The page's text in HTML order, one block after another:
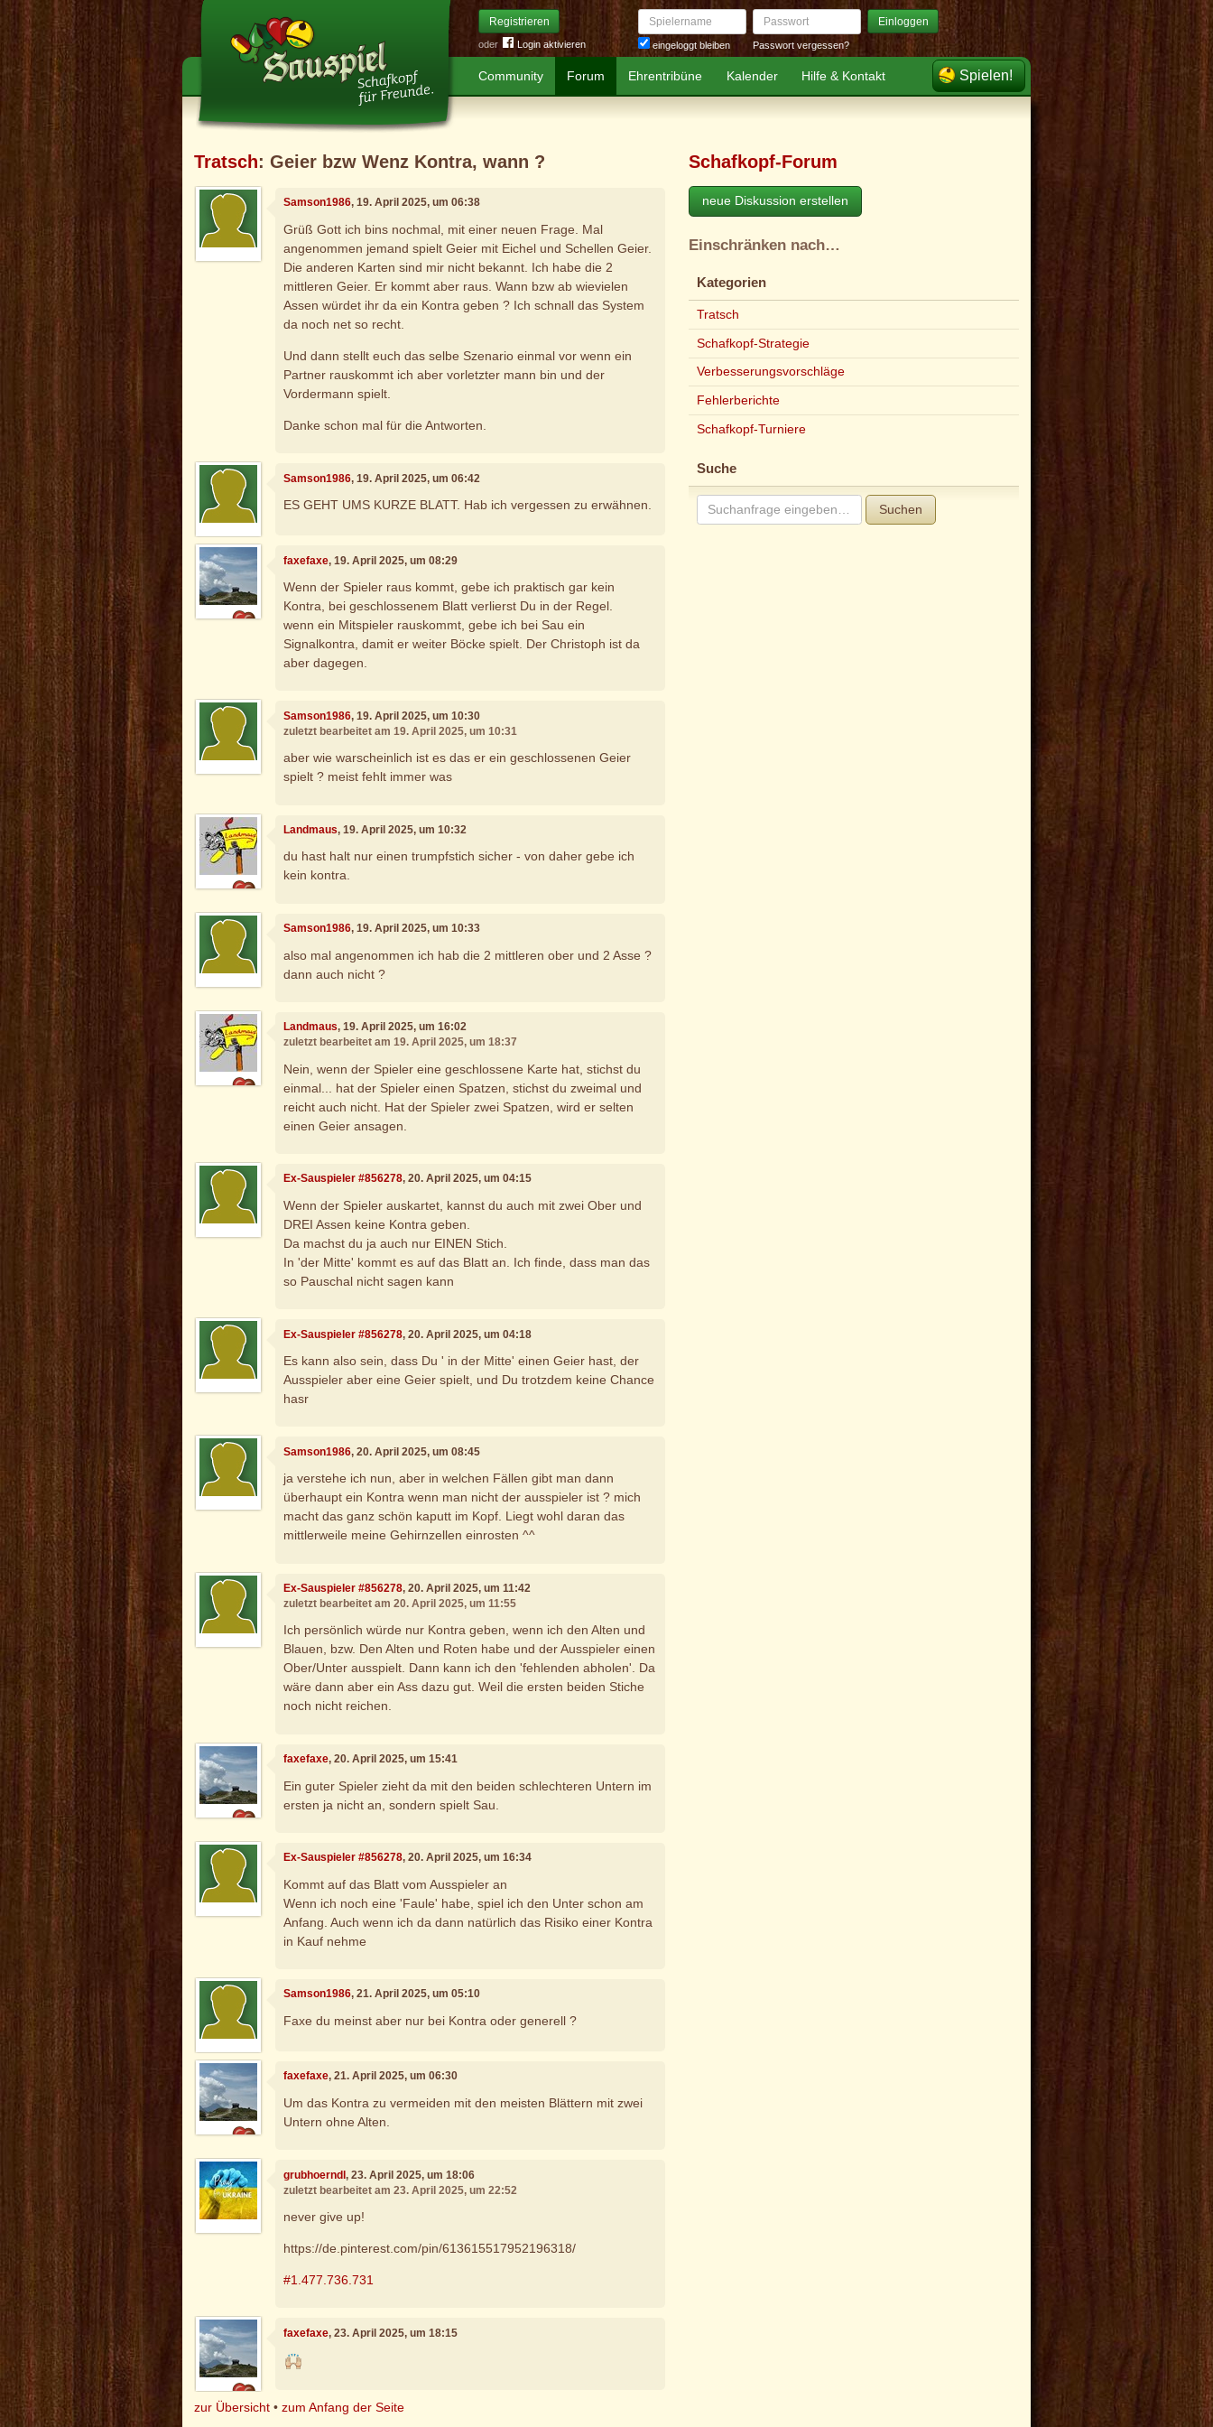
Registrieren
oder Login aktivieren
Spielername
eingeloggt bleiben
Passwort Einloggen
Passwort vergessen?
Community Forum Ehrentribüne Kalender Hilfe & Kontakt Spielen!
Tratsch: Geier bzw Wenz Kontra, wann ?
Samson1986, 19. April 2025, um 06:38
Grüß Gott ich bins nochmal, mit einer neuen Frage. Mal
angenommen jemand spielt Geier mit Eichel und Schellen Geier.
Die anderen Karten sind mir nicht bekannt. Ich habe die 2
mittleren Geier. Er kommt aber raus. Wann bzw ab wievielen
Assen würdet ihr da ein Kontra geben ? Ich schnall das System
da noch net so recht.
Und dann stellt euch das selbe Szenario einmal vor wenn ein
Partner rauskommt ich aber vorletzter mann bin und der
Vordermann spielt.
Danke schon mal für die Antworten.
Samson1986, 19. April 2025, um 06:42
ES GEHT UMS KURZE BLATT. Hab ich vergessen zu erwähnen.
faxefaxe, 19. April 2025, um 08:29
Wenn der Spieler raus kommt, gebe ich praktisch gar kein
Kontra, bei geschlossenem Blatt verlierst Du in der Regel.
wenn ein Mitspieler rauskommt, gebe ich bei Sau ein
Signalkontra, damit er weiter Böcke spielt. Der Christoph ist da
aber dagegen.
Samson1986, 19. April 2025, um 10:30
zuletzt bearbeitet am 19. April 2025, um 10:31
aber wie warscheinlich ist es das er ein geschlossenen Geier
spielt ? meist fehlt immer was
Landmaus, 19. April 2025, um 10:32
du hast halt nur einen trumpfstich sicher - von daher gebe ich
kein kontra.
Samson1986, 19. April 2025, um 10:33
also mal angenommen ich hab die 2 mittleren ober und 2 Asse ?
dann auch nicht ?
Landmaus, 19. April 2025, um 16:02
zuletzt bearbeitet am 19. April 2025, um 18:37
Nein, wenn der Spieler eine geschlossene Karte hat, stichst du
einmal... hat der Spieler einen Spatzen, stichst du zweimal und
reicht auch nicht. Hat der Spieler zwei Spatzen, wird er selten
einen Geier ansagen.
Ex-Sauspieler #856278, 20. April 2025, um 04:15
Wenn der Spieler auskartet, kannst du auch mit zwei Ober und
DREI Assen keine Kontra geben.
Da machst du ja auch nur EINEN Stich.
In 'der Mitte' kommt es auf das Blatt an. Ich finde, dass man das
so Pauschal nicht sagen kann
Ex-Sauspieler #856278, 20. April 2025, um 04:18
Es kann also sein, dass Du ' in der Mitte' einen Geier hast, der
Ausspieler aber eine Geier spielt, und Du trotzdem keine Chance
hasr
Samson1986, 20. April 2025, um 08:45
ja verstehe ich nun, aber in welchen Fällen gibt man dann
überhaupt ein Kontra wenn man nicht der ausspieler ist ? mich
macht das ganz schön kaputt im Kopf. Liegt wohl daran das
mittlerweile meine Gehirnzellen einrosten ^^
Ex-Sauspieler #856278, 20. April 2025, um 11:42
zuletzt bearbeitet am 20. April 2025, um 11:55
Ich persönlich würde nur Kontra geben, wenn ich den Alten und
Blauen, bzw. Den Alten und Roten habe und der Ausspieler einen
Ober/Unter ausspielt. Dann kann ich den 'fehlenden abholen'. Da
wäre dann aber ein Ass dazu gut. Weil die ersten beiden Stiche
noch nicht reichen.
faxefaxe, 20. April 2025, um 15:41
Ein guter Spieler zieht da mit den beiden schlechteren Untern im
ersten ja nicht an, sondern spielt Sau.
Ex-Sauspieler #856278, 20. April 2025, um 16:34
Kommt auf das Blatt vom Ausspieler an
Wenn ich noch eine 'Faule' habe, spiel ich den Unter schon am
Anfang. Auch wenn ich da dann natürlich das Risiko einer Kontra
in Kauf nehme
Samson1986, 21. April 2025, um 05:10
Faxe du meinst aber nur bei Kontra oder generell ?
faxefaxe, 21. April 2025, um 06:30
Um das Kontra zu vermeiden mit den meisten Blättern mit zwei
Untern ohne Alten.
grubhoerndl, 23. April 2025, um 18:06
zuletzt bearbeitet am 23. April 2025, um 22:52
never give up!
https://de.pinterest.com/pin/613615517952196318/
#1.477.736.731
faxefaxe, 23. April 2025, um 18:15
zur Übersicht •zum Anfang der Seite
Schafkopf-Forum
neue Diskussion erstellen
Einschränken nach…
Kategorien
Tratsch
Schafkopf-Strategie
Verbesserungsvorschläge
Fehlerberichte
Schafkopf-Turniere
Suche
Suchen